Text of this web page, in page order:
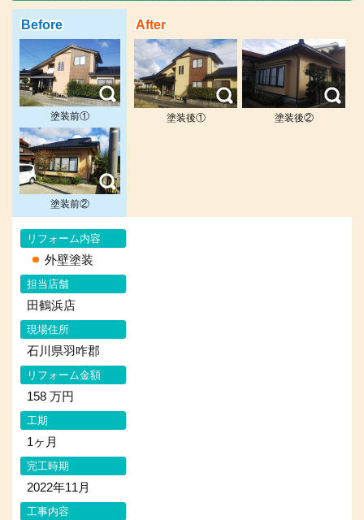
塗装前①
塗装前②
After
塗装後① 塗装後②
リフォーム内容
外壁塗装
担当店舗
田鶴浜店
現場住所
石川県羽咋郡
リフォーム金額
158 万円
工期
1ヶ月
完工時期
2022年11月
工事内容